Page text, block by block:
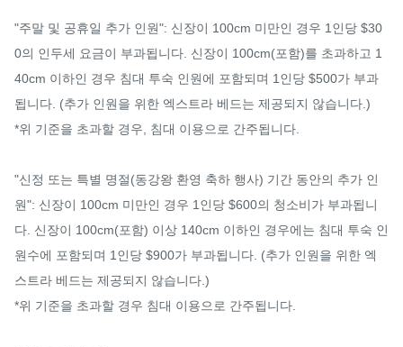
"주말 및 공휴일 추가 인원": 신장이 100cm 미만인 경우 1인당 $30
0의 인두세 요금이 부과됩니다. 신장이 100cm(포함)를 초과하고 1
40cm 이하인 경우 침대 투숙 인원에 포함되며 1인당 $500가 부과
됩니다. (추가 인원을 위한 엑스트라 베드는 제공되지 않습니다.)
*위 기준을 초과할 경우, 침대 이용으로 간주됩니다.
"신정 또는 특별 명절(동강왕 환영 축하 행사) 기간 동안의 추가 인
원": 신장이 100cm 미만인 경우 1인당 $600의 청소비가 부과됩니
다. 신장이 100cm(포함) 이상 140cm 이하인 경우에는 침대 투숙 인
원수에 포함되며 1인당 $900가 부과됩니다. (추가 인원을 위한 엑
스트라 베드는 제공되지 않습니다.)
*위 기준을 초과할 경우 침대 이용으로 간주됩니다.